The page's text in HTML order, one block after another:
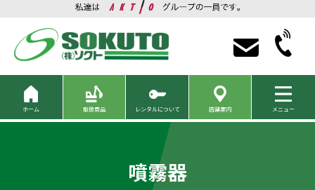
ホーム 取扱商品 レンタルについて 店舗案内 メニュー
噴霧器